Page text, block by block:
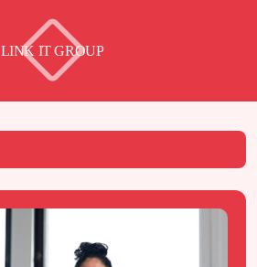
LINK IT GROUP